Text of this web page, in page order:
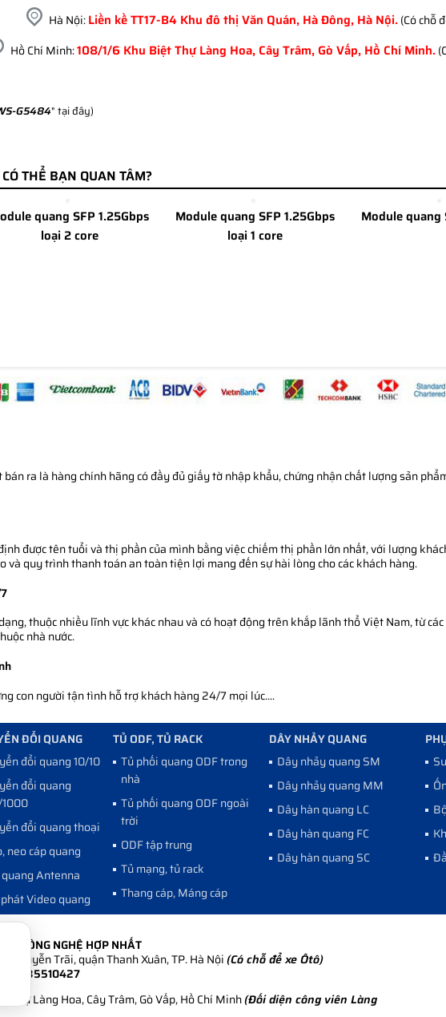
Hà Nội:Liền kề TT17-B4 Khu đô thị Văn Quán, Hà Đông, Hà Nội.(Có chỗ
Hồ Chí Minh:108/1/6 Khu Biệt Thự Làng Hoa, Cây Trâm, Gò Vấp, Hồ Chí Minh.
G5484" tại đây)
THỂ BẠN QUAN TÂM?
quang SFP 1.25Gbps
loại 2 core
Module quang SFP 1.25Gbps
loại 1 core
Module quang
bán ra là hàng chính hãng có đầy đủ giấy tờ nhập khẩu, chứng nhận chất lượng sản
được tên tuổi và thị phần của mình bằng việc chiếm thị phần lớn nhất, với lượng
và quy trình thanh toán an toàn tiện lợi mang đến sự hài lòng cho các khách hàng.
thuộc nhiều lĩnh vực khác nhau và có hoạt động trên khắp lãnh thổ Việt Nam, từ
nhà nước.
con người tận tình hỗ trợ khách hàng 24/7 mọi lúc....
ĐỔI QUANG
đổi quang 10/100
đổi quang
đổi quang thoại
neo cáp quang
Antenna
Video quang
TỦ ODF, TỦ RACK
Tủ phối quang ODF trong
nhà
Tủ phối quang ODF ngoài
trời
ODF tập trung
Tủ mạng, tủ rack
Thang cáp, Máng cáp
DÂY NHẢY QUANG
Dây nhảy quang SM
Dây nhảy quang MM
Dây hàn quang LC
Dây hàn quang FC
Dây hàn quang SC
CÔNG NGHỆ HỢP NHẤT
Nguyễn Trãi, quận Thanh Xuân, TP. Hà Nội(Có chỗ để xe Ôtô)
Thự Làng Hoa, Cây Trâm, Gò Vấp, Hồ Chí Minh(Đối diện công viên Làng